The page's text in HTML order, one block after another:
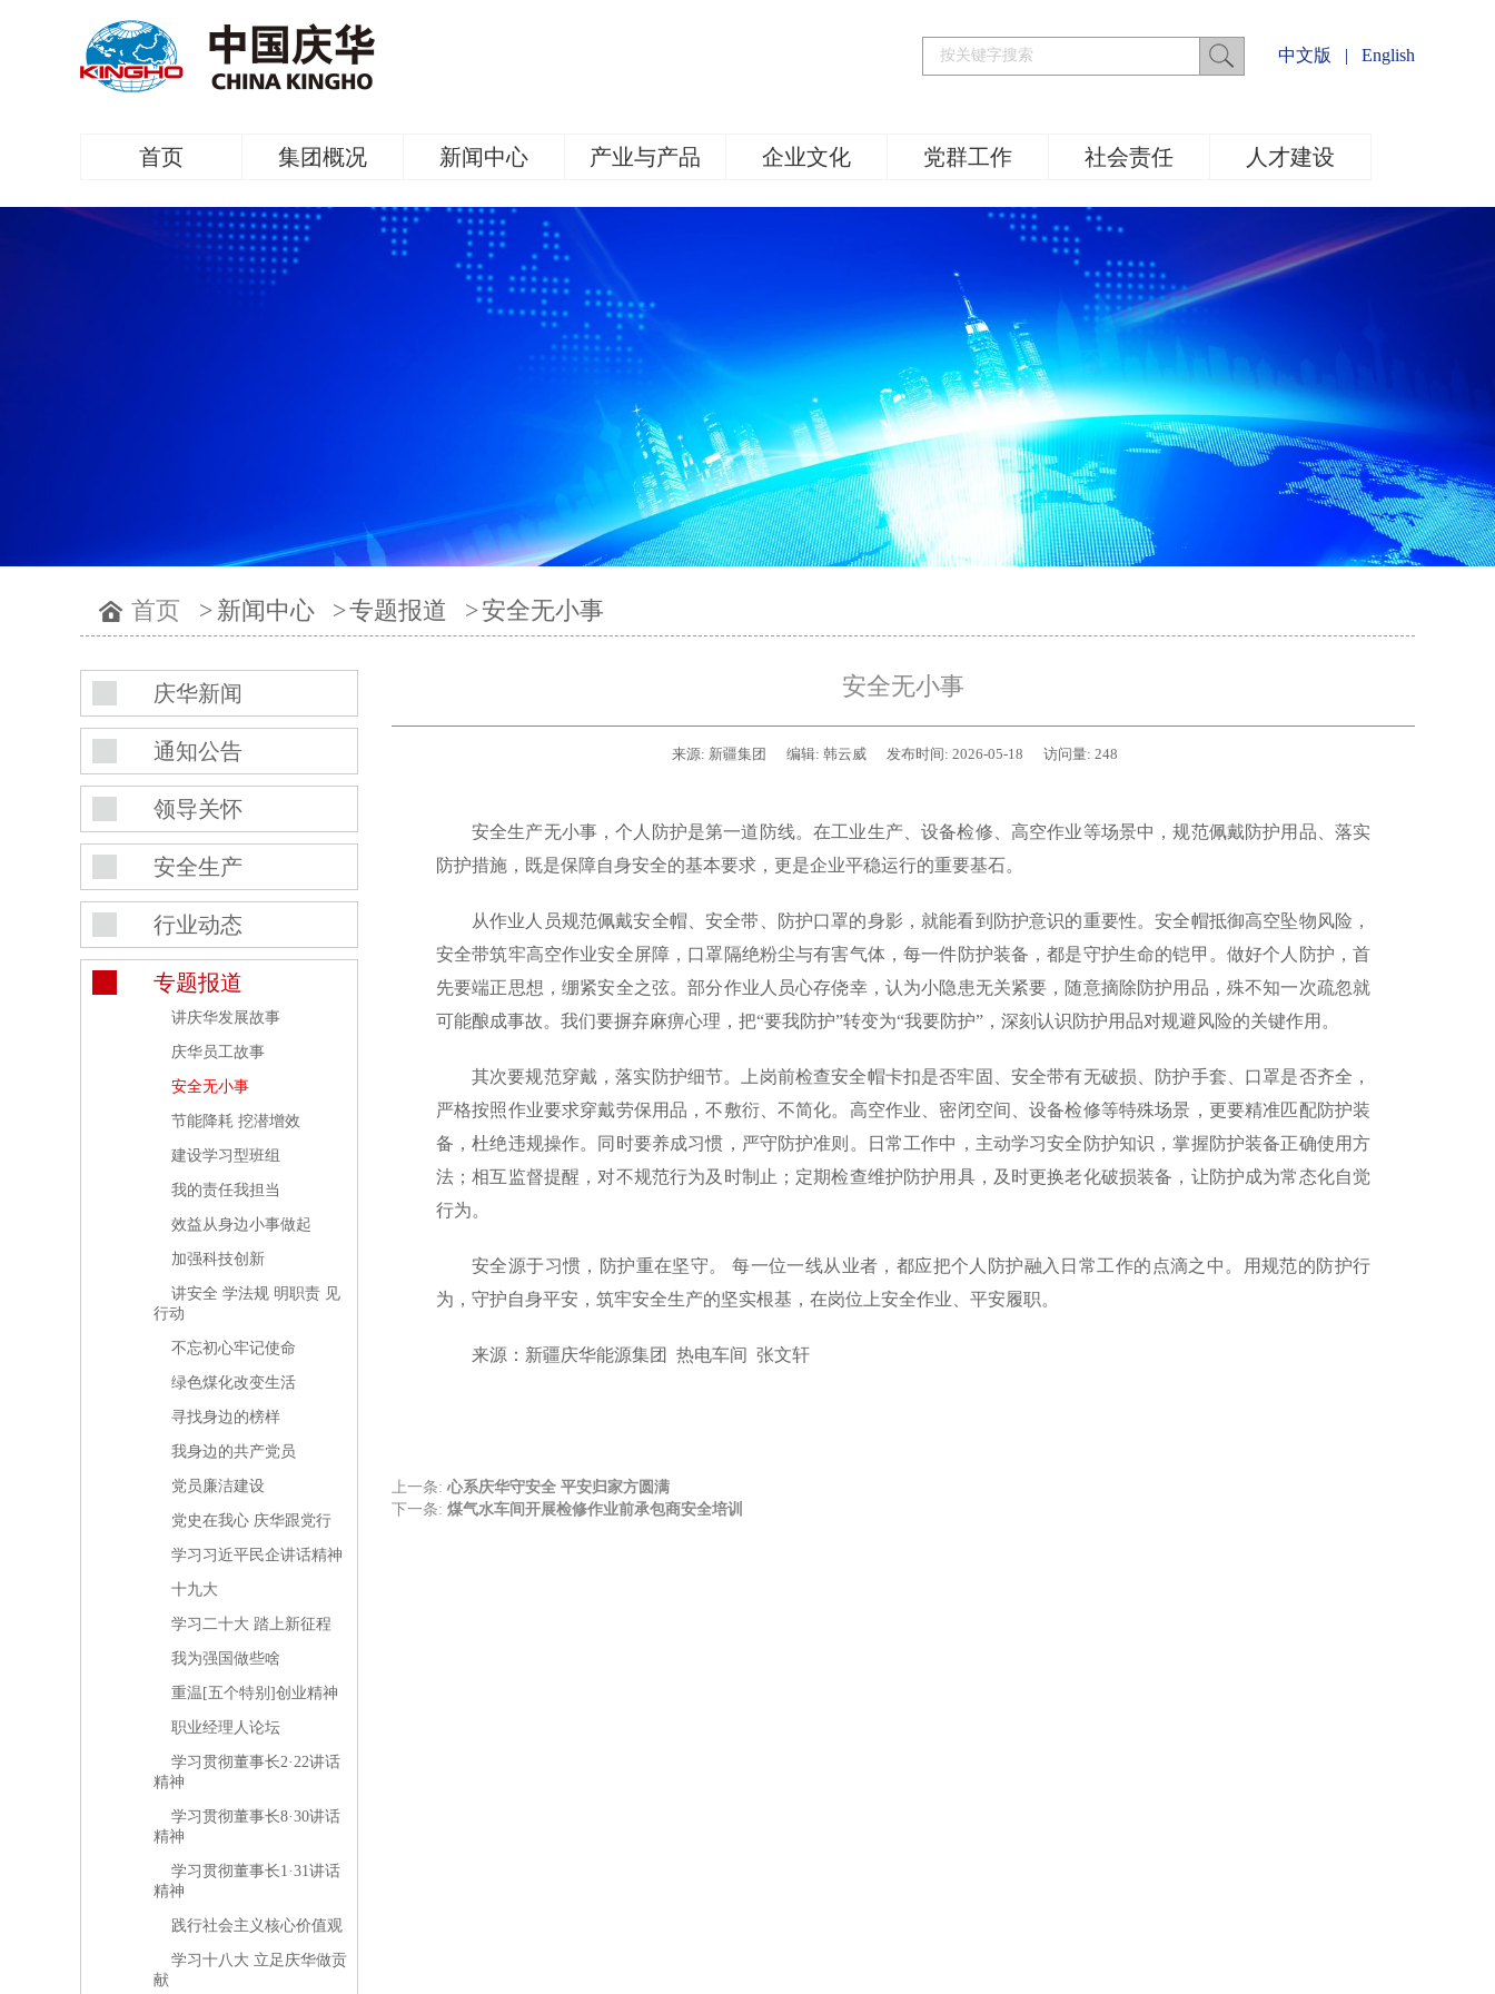
中文版 | English
首页 集团概况 新闻中心 产业与产品 企业文化 党群工作 社会责任 人才建设
首页 > 新闻中心 >专题报道 >安全无小事
庆华新闻
通知公告
领导关怀
安全生产
行业动态
专题报道
讲庆华发展故事
庆华员工故事
安全无小事
节能降耗 挖潜增效
建设学习型班组
我的责任我担当
效益从身边小事做起
加强科技创新
讲安全 学法规 明职责 见
行动
不忘初心牢记使命
绿色煤化改变生活
寻找身边的榜样
我身边的共产党员
党员廉洁建设
党史在我心 庆华跟党行
学习习近平民企讲话精神
十九大
学习二十大 踏上新征程
我为强国做些啥
重温[五个特别]创业精神
职业经理人论坛
学习贯彻董事长2·22讲话
精神
学习贯彻董事长8·30讲话
精神
学习贯彻董事长1·31讲话
精神
践行社会主义核心价值观
学习十八大 立足庆华做贡
献
安全无小事
来源: 新疆集团 编辑: 韩云威 发布时间: 2026-05-18 访问量: 248
安全生产无小事，个人防护是第一道防线。在工业生产、设备检修、高空作业等场景中，规范佩戴防护用品、落实
防护措施，既是保障自身安全的基本要求，更是企业平稳运行的重要基石。
从作业人员规范佩戴安全帽、安全带、防护口罩的身影，就能看到防护意识的重要性。安全帽抵御高空坠物风险，
安全带筑牢高空作业安全屏障，口罩隔绝粉尘与有害气体，每一件防护装备，都是守护生命的铠甲。做好个人防护，首
先要端正思想，绷紧安全之弦。部分作业人员心存侥幸，认为小隐患无关紧要，随意摘除防护用品，殊不知一次疏忽就
可能酿成事故。我们要摒弃麻痹心理，把“要我防护”转变为“我要防护”，深刻认识防护用品对规避风险的关键作用。
其次要规范穿戴，落实防护细节。上岗前检查安全帽卡扣是否牢固、安全带有无破损、防护手套、口罩是否齐全，
严格按照作业要求穿戴劳保用品，不敷衍、不简化。高空作业、密闭空间、设备检修等特殊场景，更要精准匹配防护装
备，杜绝违规操作。同时要养成习惯，严守防护准则。日常工作中，主动学习安全防护知识，掌握防护装备正确使用方
法；相互监督提醒，对不规范行为及时制止；定期检查维护防护用具，及时更换老化破损装备，让防护成为常态化自觉
行为。
安全源于习惯，防护重在坚守。 每一位一线从业者，都应把个人防护融入日常工作的点滴之中。用规范的防护行
为，守护自身平安，筑牢安全生产的坚实根基，在岗位上安全作业、平安履职。
来源：新疆庆华能源集团 热电车间 张文轩
上一条: 心系庆华守安全 平安归家方圆满
下一条: 煤气水车间开展检修作业前承包商安全培训